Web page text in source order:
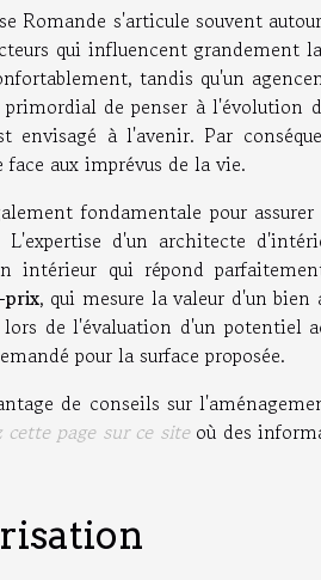
Romande s'articule souvent
qui influencent grandement
tandis qu'un
de penser à l'évolution
à l'avenir. Par
aux imprévus de la vie.
fondamentale pour
L'expertise d'un architecte
intérieur qui répond
prix, qui mesure la valeur d'un bien
de l'évaluation d'un potentiel
pour la surface proposée.
de conseils sur
cette page sur ce siteoù des